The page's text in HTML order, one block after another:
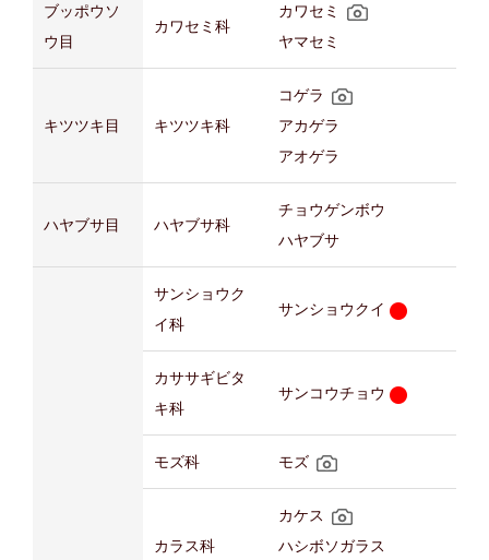
ブッポウソ
ウ目
カワセミ科
カワセミ
ヤマセミ
キツツキ目 キツツキ科
コゲラ
アカゲラ
アオゲラ
ハヤブサ目 ハヤブサ科
チョウゲンボウ
ハヤブサ
サンショウク
イ科
サンショウクイ
カササギビタ
キ科
サンコウチョウ
モズ科 モズ
カラス科
カケス
ハシボソガラス